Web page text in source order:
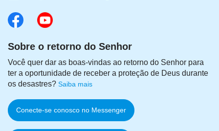
Sobre o retorno do Senhor
Você quer dar as boas-vindas ao retorno do Senhor para
ter a oportunidade de receber a proteção de Deus durante
os desastres? Saiba mais
Conecte-se conosco no Messenger